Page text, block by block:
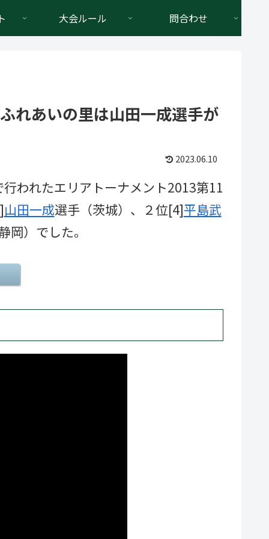
大会ルール 問合わせ
れあいの里は山田一成選手が
2023.06.10
行われたエリアトーナメント2013第11
山田一成選手（茨城）、２位[4]平島武
岡）でした。